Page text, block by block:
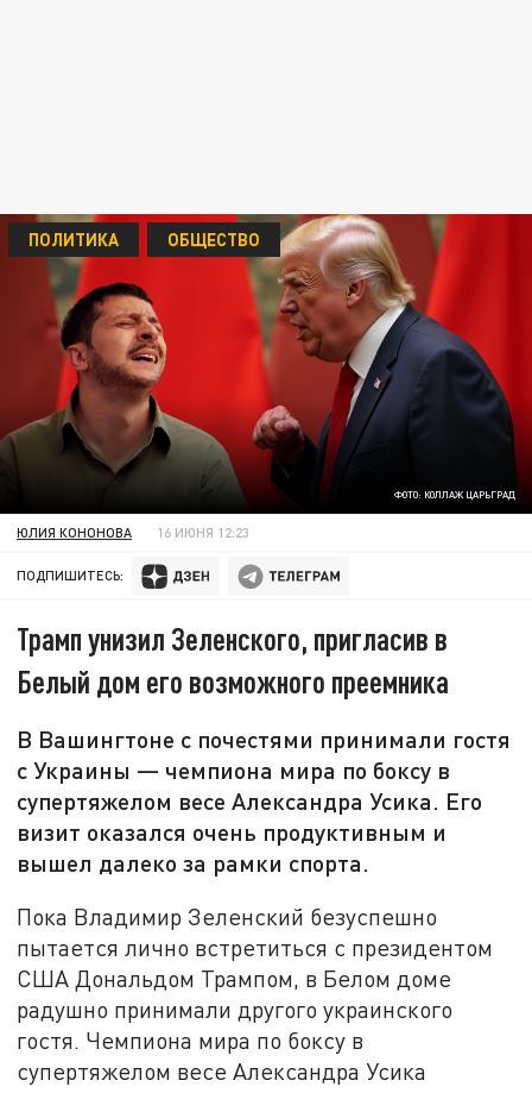
ФОТО: КОЛЛАЖ ЦАРЬГРАД
ПОЛИТИКА ОБЩЕСТВО
ЮЛИЯ КОНОНОВА 16 ИЮНЯ 12:23
ПОДПИШИТЕСЬ:
Трамп унизил Зеленского, пригласив в
Белый дом его возможного преемника
В Вашингтоне с почестями принимали гостя
с Украины — чемпиона мира по боксу в
супертяжелом весе Александра Усика. Его
визит оказался очень продуктивным и
вышел далеко за рамки спорта.
Пока Владимир Зеленский безуспешно
пытается лично встретиться с президентом
США Дональдом Трампом, в Белом доме
радушно принимали другого украинского
гостя. Чемпиона мира по боксу в
супертяжелом весе Александра Усика